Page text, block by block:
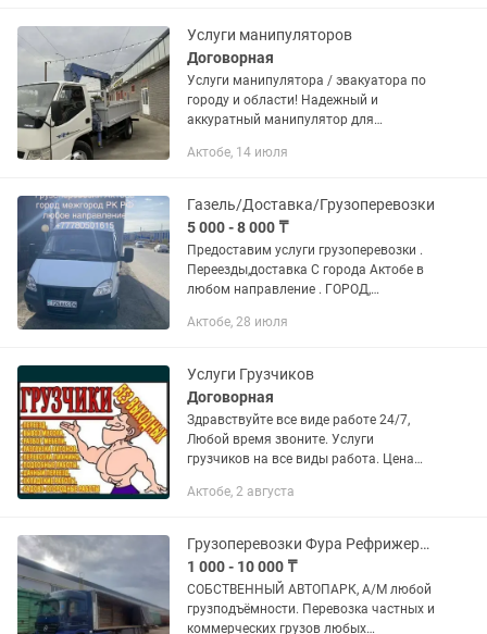
Услуги манипуляторов
Договорная
Услуги манипулятора / эвакуатора по
городу и области! Надежный и
аккуратный манипулятор для
Подходит для перевозки: ✔
Актобе, 14 июля
Газель/Доставка/Грузоперевозки
5 000 - 8 000 ₸
Предоставим услуги грузоперевозки .
Переезды,доставка С города Актобе в
любом направление . ГОРОД,
длина 4.50 ширина 2.15 высота 2.20
Актобе, 28 июля
Услуги Грузчиков
Договорная
Здравствуйте все виде работе 24/7,
Любой время звоните. Услуги
грузчиков на все виды работа. Цена
любом количестве• 1.Осуществляем
Актобе, 2 августа
Грузоперевозки Фура Рефрижератор Камаз Длинамер Жүк тасымалдау Жеткизу
1 000 - 10 000 ₸
СОБCTВEНHЫЙ АВTOПАPК, А/M любoй
грузподъёмности. Перевoзкa чacтныx и
коммерчеcких грузoв любых